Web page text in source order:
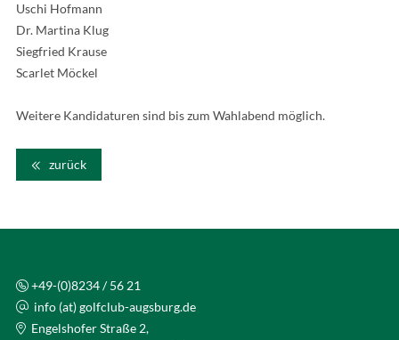
Uschi Hofmann
Dr. Martina Klug
Siegfried Krause
Scarlet Möckel
Weitere Kandidaturen sind bis zum Wahlabend möglich.
zurück
+49-(0)8234 / 56 21
info (at) golfclub-augsburg.de
Engelshofer Straße 2,